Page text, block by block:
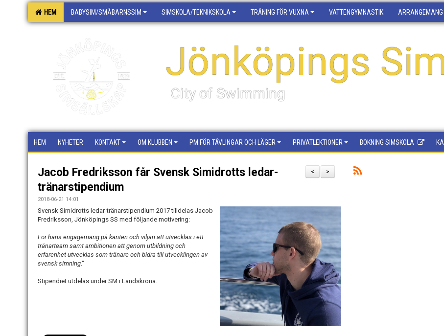
HEM BABYSIM/SMÅBARNSSIM SIMSKOLA/TEKNIKSKOLA TRÄNING FÖR VUXNA VATTENGYMNASTIK ARRANGEMANG
Jönköpings
City of Swimming
HEM NYHETER KONTAKT OM KLUBBEN PM FÖR TÄVLINGAR OCH LÄGER PRIVATLEKTIONER BOKNING SIMSKOLA
>
<
Jacob Fredriksson får Svensk Simidrotts ledar-
tränarstipendium
2018-06-21 14:01
Svensk Simidrotts ledar-tränarstipendium 2017 tilldelas Jacob
Fredriksson, Jönköpings SS med följande motivering:
För hans engagemang på kanten och viljan att utvecklas i ett
tränarteam samt ambitionen att genom utbildning och
erfarenhet utvecklas som tränare och bidra till utvecklingen av
svensk simning."
Stipendiet utdelas under SM i Landskrona.